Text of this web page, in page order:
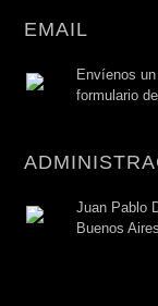
EMAIL
Envíenos
formulario
Juan Pablo
Buenos Aires